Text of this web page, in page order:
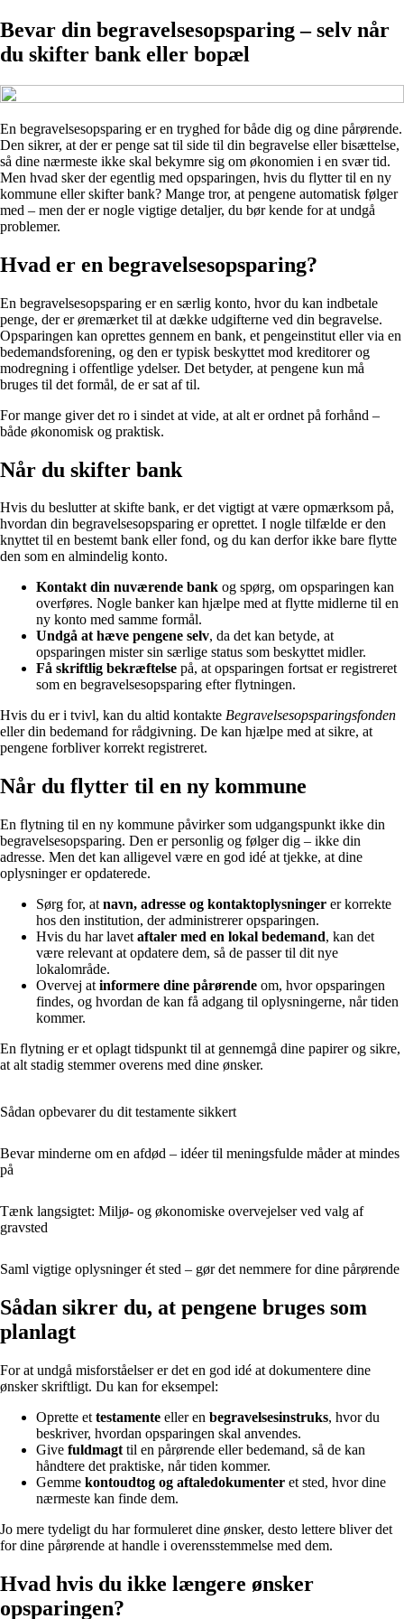
Bevar din begravelsesopsparing – selv når
du skifter bank eller bopæl
En begravelsesopsparing er en tryghed for både dig og dine pårørende.
Den sikrer, at der er penge sat til side til din begravelse eller bisættelse,
så dine nærmeste ikke skal bekymre sig om økonomien i en svær tid.
Men hvad sker der egentlig med opsparingen, hvis du flytter til en ny
kommune eller skifter bank? Mange tror, at pengene automatisk følger
med – men der er nogle vigtige detaljer, du bør kende for at undgå
problemer.
Hvad er en begravelsesopsparing?
En begravelsesopsparing er en særlig konto, hvor du kan indbetale
penge, der er øremærket til at dække udgifterne ved din begravelse.
Opsparingen kan oprettes gennem en bank, et pengeinstitut eller via en
bedemandsforening, og den er typisk beskyttet mod kreditorer og
modregning i offentlige ydelser. Det betyder, at pengene kun må
bruges til det formål, de er sat af til.
For mange giver det ro i sindet at vide, at alt er ordnet på forhånd –
både økonomisk og praktisk.
Når du skifter bank
Hvis du beslutter at skifte bank, er det vigtigt at være opmærksom på,
hvordan din begravelsesopsparing er oprettet. I nogle tilfælde er den
knyttet til en bestemt bank eller fond, og du kan derfor ikke bare flytte
den som en almindelig konto.
Kontakt din nuværende bank og spørg, om opsparingen kan
overføres. Nogle banker kan hjælpe med at flytte midlerne til en
ny konto med samme formål.
Undgå at hæve pengene selv, da det kan betyde, at
opsparingen mister sin særlige status som beskyttet midler.
Få skriftlig bekræftelse på, at opsparingen fortsat er registreret
som en begravelsesopsparing efter flytningen.
Hvis du er i tvivl, kan du altid kontakte Begravelsesopsparingsfonden
eller din bedemand for rådgivning. De kan hjælpe med at sikre, at
pengene forbliver korrekt registreret.
Når du flytter til en ny kommune
En flytning til en ny kommune påvirker som udgangspunkt ikke din
begravelsesopsparing. Den er personlig og følger dig – ikke din
adresse. Men det kan alligevel være en god idé at tjekke, at dine
oplysninger er opdaterede.
Sørg for, at navn, adresse og kontaktoplysninger er korrekte
hos den institution, der administrerer opsparingen.
Hvis du har lavet aftaler med en lokal bedemand, kan det
være relevant at opdatere dem, så de passer til dit nye
lokalområde.
Overvej at informere dine pårørende om, hvor opsparingen
findes, og hvordan de kan få adgang til oplysningerne, når tiden
kommer.
En flytning er et oplagt tidspunkt til at gennemgå dine papirer og sikre,
at alt stadig stemmer overens med dine ønsker.
Sådan opbevarer du dit testamente sikkert
Bevar minderne om en afdød – idéer til meningsfulde måder at mindes
på
Tænk langsigtet: Miljø- og økonomiske overvejelser ved valg af
gravsted
Saml vigtige oplysninger ét sted – gør det nemmere for dine pårørende
Sådan sikrer du, at pengene bruges som
planlagt
For at undgå misforståelser er det en god idé at dokumentere dine
ønsker skriftligt. Du kan for eksempel:
Oprette et testamente eller en begravelsesinstruks, hvor du
beskriver, hvordan opsparingen skal anvendes.
Give fuldmagt til en pårørende eller bedemand, så de kan
håndtere det praktiske, når tiden kommer.
Gemme kontoudtog og aftaledokumenter et sted, hvor dine
nærmeste kan finde dem.
Jo mere tydeligt du har formuleret dine ønsker, desto lettere bliver det
for dine pårørende at handle i overensstemmelse med dem.
Hvad hvis du ikke længere ønsker
opsparingen?